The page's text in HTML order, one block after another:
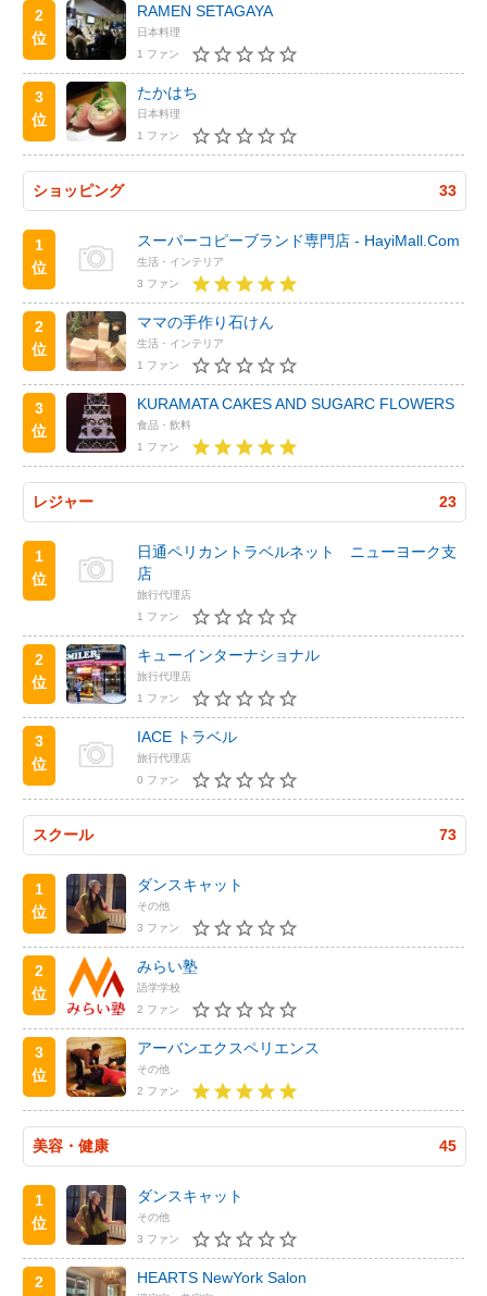
2
位
RAMEN SETAGAYA
日本料理
1 ファン
3
位
たかはち
日本料理
1 ファン
ショッピング 33
1
位
スーパーコピーブランド専門店 - HayiMall.Com
生活・インテリア
3 ファン
2
位
ママの手作り石けん
生活・インテリア
1 ファン
3
位
KURAMATA CAKES AND SUGARC FLOWERS
食品・飲料
1 ファン
レジャー 23
1
位
日通ペリカントラベルネット ニューヨーク支
店
旅行代理店
1 ファン
2
位
キューインターナショナル
旅行代理店
1 ファン
3
位
IACE トラベル
旅行代理店
0 ファン
スクール 73
1
位
ダンスキャット
その他
3 ファン
2
位
みらい塾
語学学校
2 ファン
3
位
アーバンエクスペリエンス
その他
2 ファン
美容・健康 45
1
位
ダンスキャット
その他
3 ファン
2
HEARTS NewYork Salon